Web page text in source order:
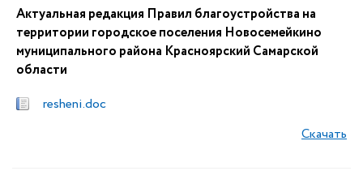
Актуальная редакция Правил благоустройства на
территории городское поселения Новосемейкино
муниципального района Красноярский Самарской
области
resheni.doc
Скачать